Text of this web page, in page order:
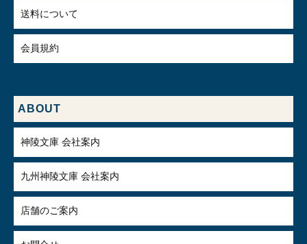
送料について
会員規約
ABOUT
神陵文庫 会社案内
九州神陵文庫 会社案内
店舗のご案内